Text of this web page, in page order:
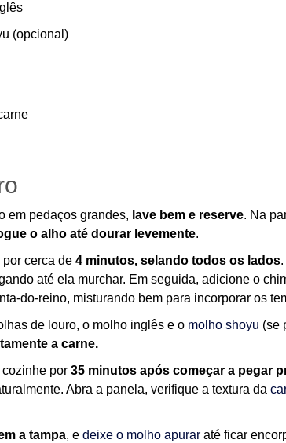
(opcional)
em pedaços grandes, lave bem e reserve. Na
o alho até dourar levemente.
cerca de 4 minutos, selando todos os lados
até ela murchar. Em seguida, adicione o
do-reino, misturando bem para incorporar os
de louro, o molho inglês e o molho shoyu (se
a carne.
por 35 minutos após começar a pegar
Abra a panela, verifique a textura da
a tampa, e deixe o molho apurar até ficar